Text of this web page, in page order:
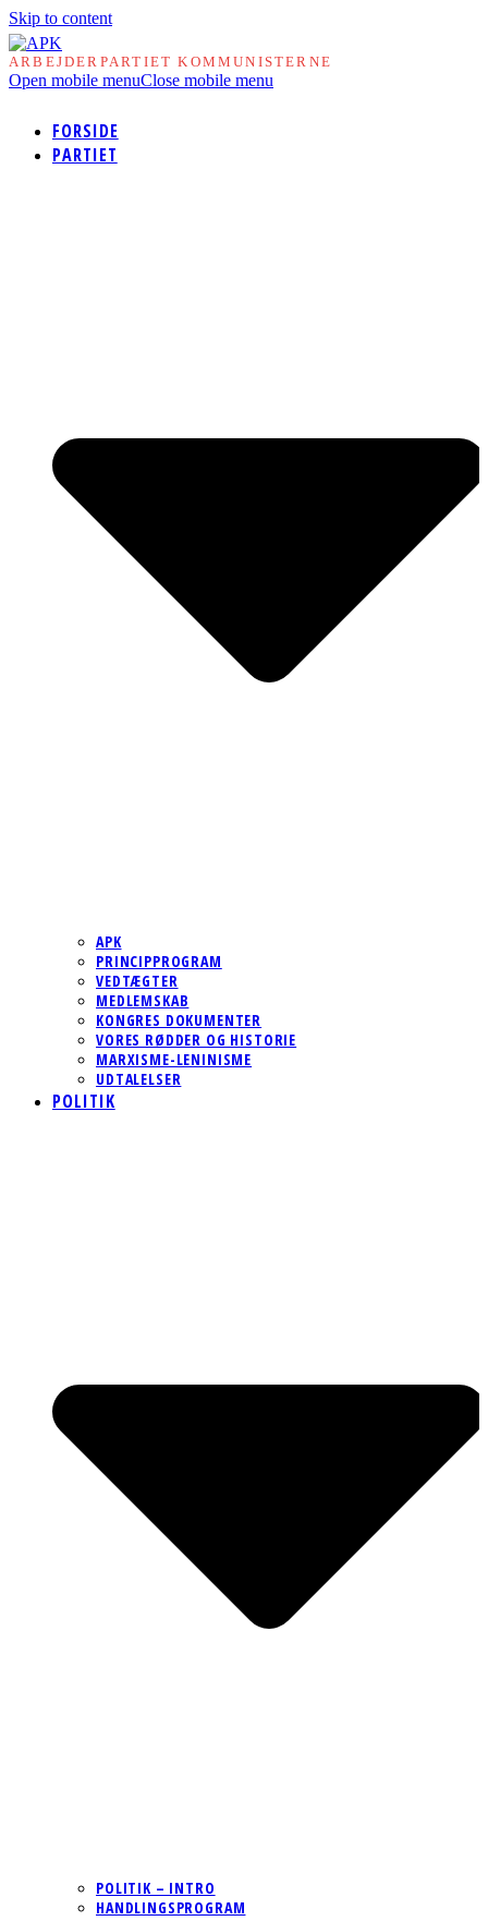
Skip to content
ARBEJDERPARTIET KOMMUNISTERNE
Open mobile menuClose mobile menu
FORSIDE
PARTIET
APK
PRINCIPPROGRAM
VEDTÆGTER
MEDLEMSKAB
KONGRES DOKUMENTER
VORES RØDDER OG HISTORIE
MARXISME-LENINISME
UDTALELSER
POLITIK
POLITIK – INTRO
HANDLINGSPROGRAM